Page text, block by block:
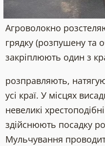
Агроволокно
грядку (розпушену та
закріплюють один з
розправляють,
усі краї. У місцях
невеликі
здійснюють посадку
Мульчування